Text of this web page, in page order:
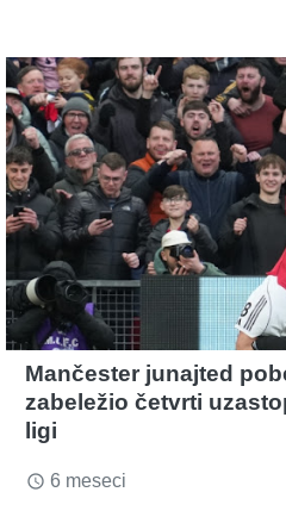
Mančester junajted
zabeležio četvrti
ligi
access_time 6 meseci